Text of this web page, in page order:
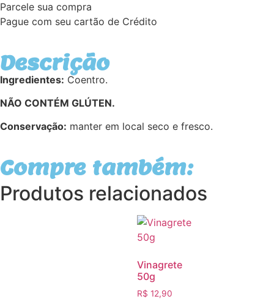
Parcele sua compra
Pague com seu cartão de Crédito
Descrição
Ingredientes: Coentro.
NÃO CONTÉM GLÚTEN.
Conservação: manter em local seco e fresco.
Compre também:
Produtos relacionados
Vinagrete
50g
R$ 12,90